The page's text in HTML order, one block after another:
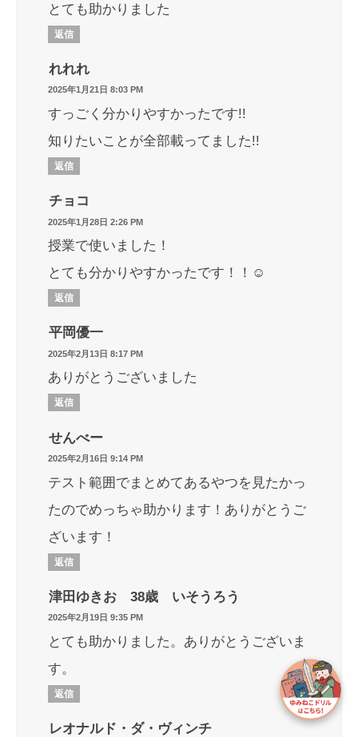
とても助かりました
返信
れれれ
2025年1月21日 8:03 PM
すっごく分かりやすかったです!!
知りたいことが全部載ってました!!
返信
チョコ
2025年1月28日 2:26 PM
授業で使いました！
とても分かりやすかったです！！☺
返信
平岡優一
2025年2月13日 8:17 PM
ありがとうございました
返信
せんべー
2025年2月16日 9:14 PM
テスト範囲でまとめてあるやつを見たかっ
たのでめっちゃ助かります！ありがとうご
ざいます！
返信
津田ゆきお 38歳 いそうろう
2025年2月19日 9:35 PM
とても助かりました。ありがとうございま
す。
返信
レオナルド・ダ・ヴィンチ